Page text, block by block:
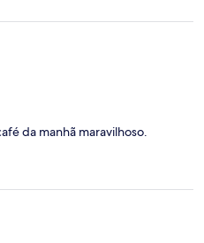
da manhã maravilhoso.